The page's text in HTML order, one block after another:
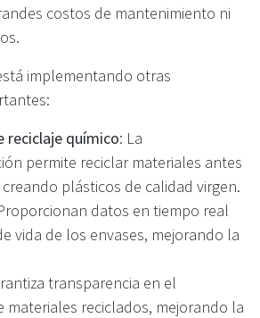
costos de mantenimiento ni
implementando otras
reciclaje químico: La
permite reciclar materiales antes
plásticos de calidad virgen.
datos en tiempo real
vida de los envases, mejorando la
transparencia en el
materiales reciclados, mejorando la